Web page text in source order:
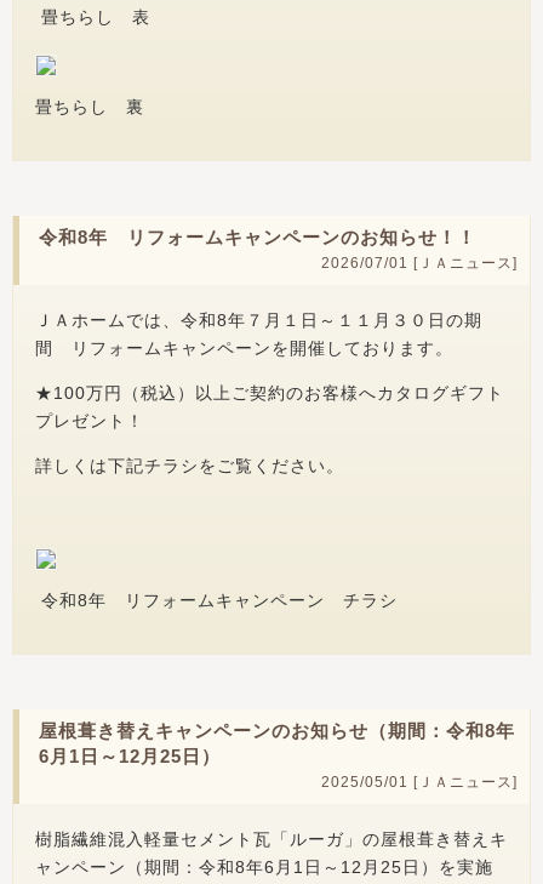
畳ちらし 表
畳ちらし 裏
令和8年 リフォームキャンペーンのお知らせ！！
2026/07/01 [ ＪＡニュース]
ＪＡホームでは、令和8年７月１日～１１月３０日の期
間 リフォームキャンペーンを開催しております。
★100万円（税込）以上ご契約のお客様へカタログギフト
プレゼント！
詳しくは下記チラシをご覧ください。
令和8年 リフォームキャンペーン チラシ
屋根葺き替えキャンペーンのお知らせ（期間：令和8年
6月1日～12月25日）
2025/05/01 [ ＪＡニュース]
樹脂繊維混入軽量セメント瓦「ルーガ」の屋根葺き替えキ
ャンペーン（期間：令和8年6月1日～12月25日）を実施